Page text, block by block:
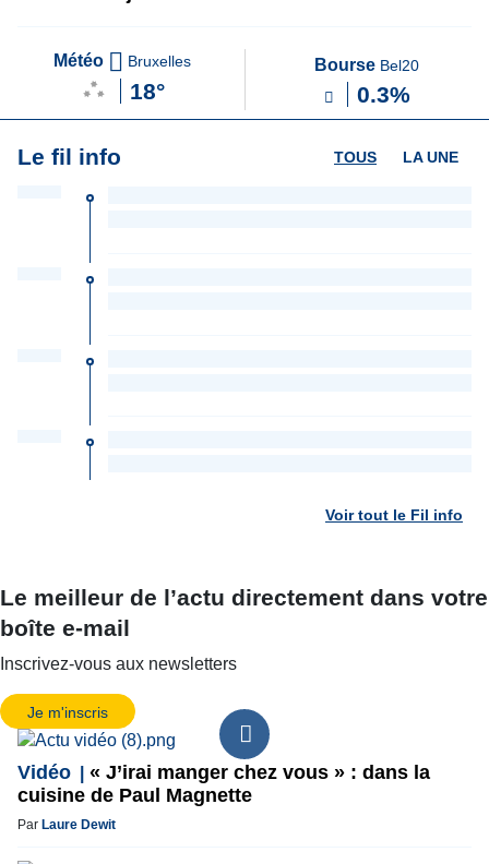
Météo Bruxelles
18°
Bourse Bel20
0.3%
Le fil info LA UNE
TOUS
Voir tout le Fil info
Le meilleur de l’actu directement dans votre
boîte e-mail
Inscrivez-vous aux newsletters
Je m'inscris
Vidéo
« J’irai manger chez vous » : dans la
cuisine de Paul Magnette
Par Laure Dewit